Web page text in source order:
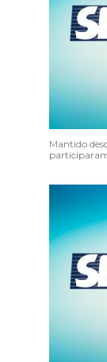
Mantido